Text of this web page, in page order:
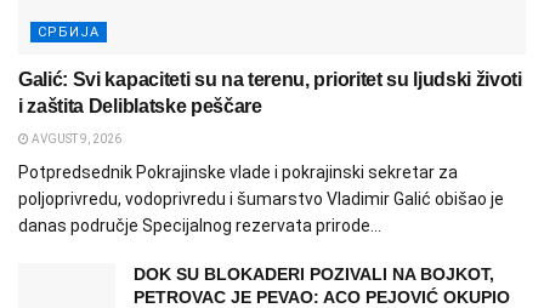
СРБИЈА
Galić: Svi kapaciteti su na terenu, prioritet su ljudski životi
i zaštita Deliblatske peščare
AVGUST 9, 2026
Potpredsednik Pokrajinske vlade i pokrajinski sekretar za
poljoprivredu, vodoprivredu i šumarstvo Vladimir Galić obišao je
danas područje Specijalnog rezervata prirode...
DOK SU BLOKADERI POZIVALI NA BOJKOT,
PETROVAC JE PEVAO: ACO PEJOVIĆ OKUPIO